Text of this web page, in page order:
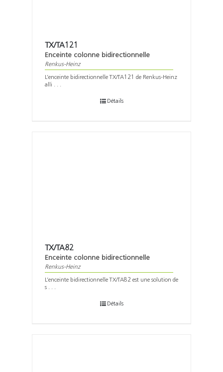
TX/TA121
Enceinte colonne bidirectionnelle
Renkus-Heinz
L’enceinte bidirectionnelle TX/TA121 de Renkus-Heinz
alli . . .
Détails
TX/TA82
Enceinte colonne bidirectionnelle
Renkus-Heinz
L’enceinte bidirectionnelle TX/TA82 est une solution de
s . . .
Détails